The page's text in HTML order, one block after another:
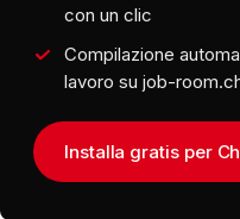
con un clic
Compilazione
lavoro su job-
Installa gratis per